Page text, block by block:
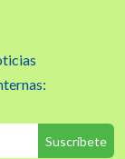
Suscríbete